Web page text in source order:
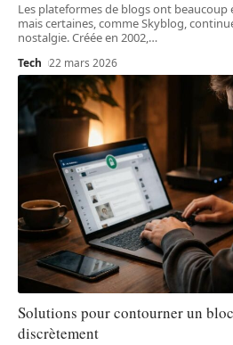
Les plateformes de blogs ont beaucoup
mais certaines, comme Skyblog,
nostalgie. Créée en 2002,…
Tech 22 mars 2026
Solutions pour contourner un
discrètement